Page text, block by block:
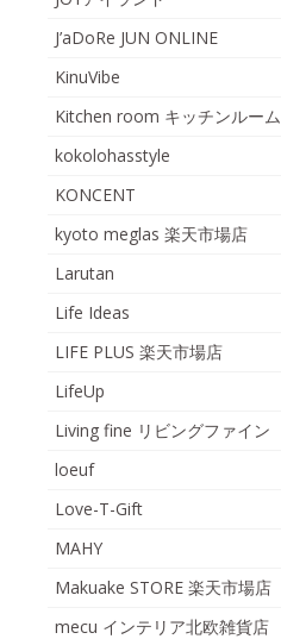
J’aDoRe JUN ONLINE
KinuVibe
Kitchen room キッチンルーム
kokolohasstyle
KONCENT
kyoto meglas 楽天市場店
Larutan
Life Ideas
LIFE PLUS 楽天市場店
LifeUp
Living fine リビングファイン
loeuf
Love-T-Gift
MAHY
Makuake STORE 楽天市場店
mecu インテリア北欧雑貨店